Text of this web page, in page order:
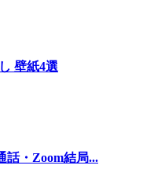
壁紙4選
話・Zoom結局...